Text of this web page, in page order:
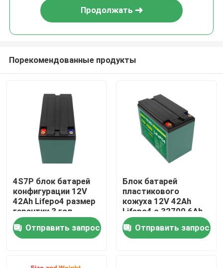
Домой
Продукты
Видеозаписи
Продолжать
Порекомендованные продукты
4S7P блок батарей
конфигурации 12V
42Ah Lifepo4 размер
гарантии 3 год
компактный
Отправить запрос
Блок батарей
пластикового
кожуха 12V 42Ah
Lifepo4 с 32700 6Ah
конфигурацией
клеток 4S4P
Отправить запрос